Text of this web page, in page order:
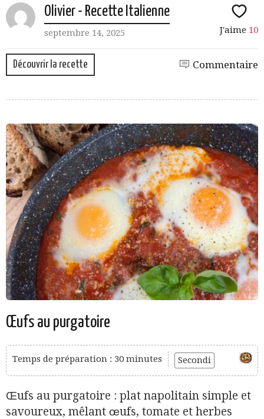
Olivier - Recette Italienne
septembre 14, 2025 J'aime 10
Découvrir la recette Commentaire
Œufs au purgatoire
Temps de préparation : 30 minutes Secondi
Œufs au purgatoire : plat napolitain simple et
savoureux, mêlant œufs, tomate et herbes